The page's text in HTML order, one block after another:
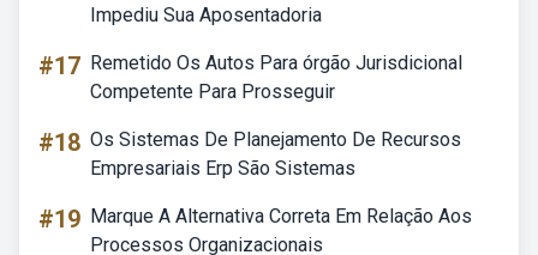
Impediu Sua Aposentadoria
#17 Remetido Os Autos Para órgão Jurisdicional
Competente Para Prosseguir
#18 Os Sistemas De Planejamento De Recursos
Empresariais Erp São Sistemas
#19 Marque A Alternativa Correta Em Relação Aos
Processos Organizacionais